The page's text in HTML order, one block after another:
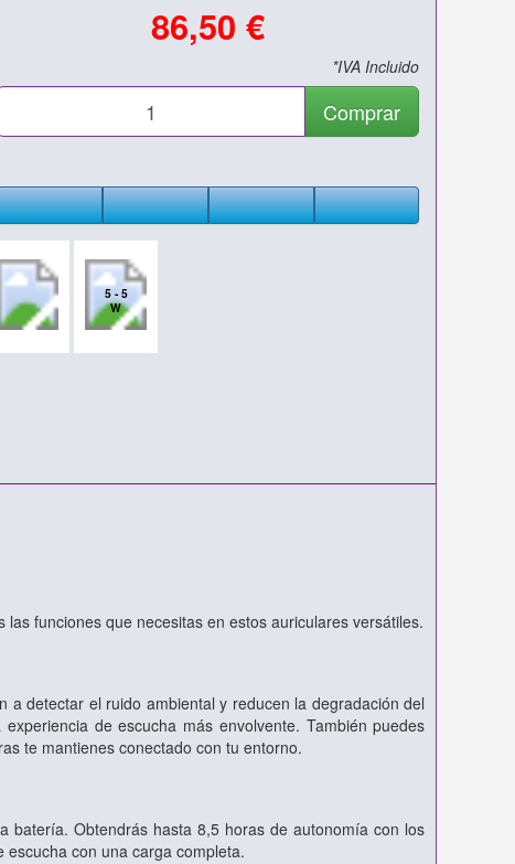
86,50 €
*IVA Incluido
Comprar
5 - 5
W
funciones que necesitas en estos auriculares versátiles.
a detectar el ruido ambiental y reducen la degradación del
de escucha más envolvente. También puedes
te mantienes conectado con tu entorno.
batería. Obtendrás hasta 8,5 horas de autonomía con los
con una carga completa.